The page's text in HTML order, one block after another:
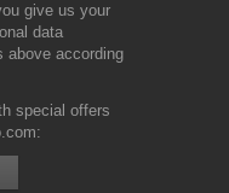
give us your
data
above according
special offers